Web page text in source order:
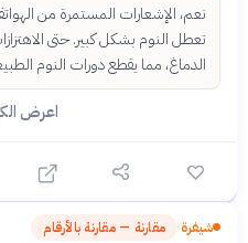
نعم، الإشعارات المستمرة من
تعطل النوم بشكل كبير. حتى
الدماغ، مما يقطع دورات النوم
اعرض الكل
شيفرة› مقارنة — مقارنة بالأرقام